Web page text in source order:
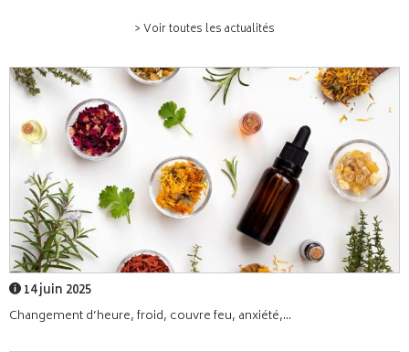
> Voir toutes les actualités
14 juin 2025
Changement d’heure, froid, couvre feu, anxiété,...